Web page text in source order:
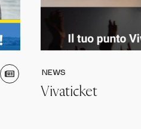
NEWS
Vivaticket